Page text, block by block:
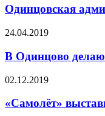
Одинцовская
24.04.2019
В Одинцово
02.12.2019
«Самолёт»